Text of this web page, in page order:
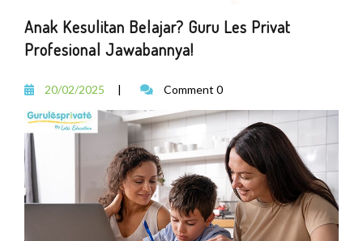
Anak Kesulitan Belajar? Guru Les Privat
Profesional Jawabannya!
20/02/2025 | Comment 0